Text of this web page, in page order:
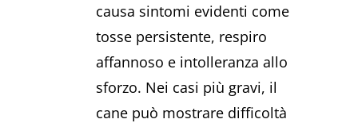
causa sintomi evidenti come
tosse persistente, respiro
affannoso e intolleranza allo
sforzo. Nei casi più gravi, il
cane può mostrare difficoltà